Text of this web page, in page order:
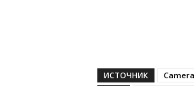
ИСТОЧНИК